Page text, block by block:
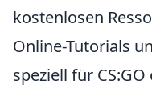
kostenlosen
Online-Tutorials
speziell für